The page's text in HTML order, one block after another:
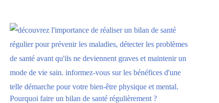
Pourquoi faire un bilan de santé régulièrement ?